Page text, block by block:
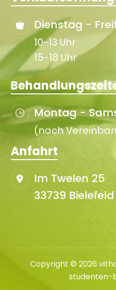
Dienstag -
10-13 Uhr
15-18 Uhr
Montag -
(nach
Anfahrt
Im Twelen 25
33739 Bielefeld
Copyright © 2026
studenten-